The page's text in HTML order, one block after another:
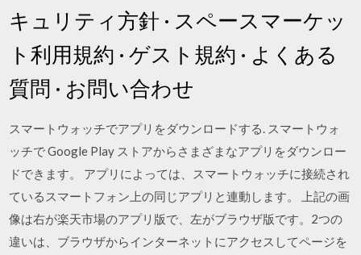
キュリティ方針 · スペースマーケッ
ト利用規約 · ゲスト規約 · よくある
質問 · お問い合わせ
スマートウォッチでアプリをダウンロードする. スマートウォ
ッチで Google Play ストアからさまざまなアプリをダウンロー
ドできます。 アプリによっては、スマートウォッチに接続され
ているスマートフォン上の同じアプリと連動します。 上記の画
像は右が楽天市場のアプリ版で、左がブラウザ版です。2つの
違いは、ブラウザからインターネットにアクセスしてページを